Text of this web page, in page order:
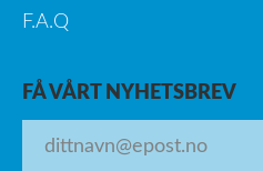
F.A.Q
FÅ VÅRT NYHETSBREV